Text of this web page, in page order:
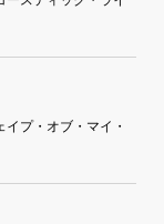
プ・オブ・マイ・